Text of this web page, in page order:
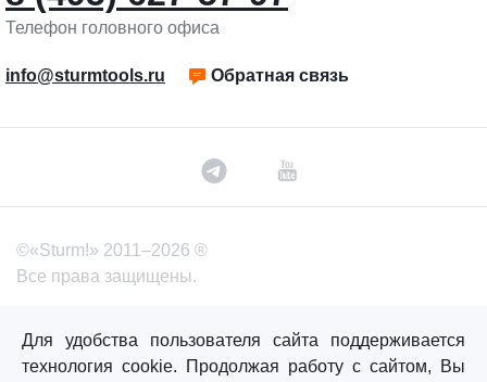
Телефон головного офиса
info@sturmtools.ru Обратная связь
©«Sturm!» 2011–2026 ®
Все права защищены.
Согласие на обработку персональных данных
Для удобства пользователя сайта поддерживается
технология cookie. Продолжая работу с сайтом, Вы